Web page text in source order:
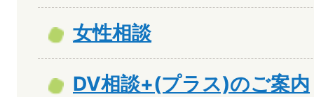
女性相談
DV相談+(プラス)のご案内